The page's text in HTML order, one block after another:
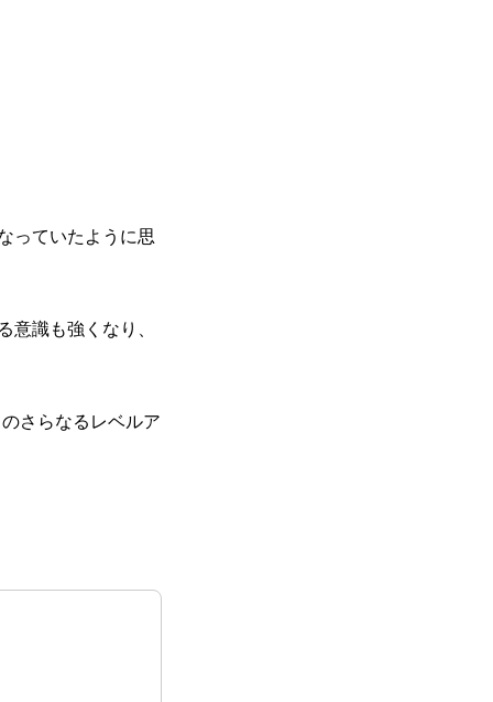
っていたように思
意識も強くなり、
さらなるレベルア